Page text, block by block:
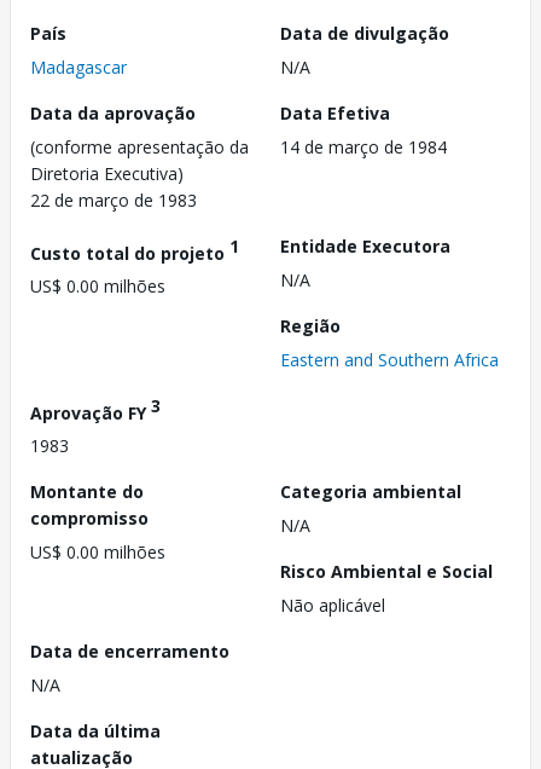
País
Madagascar
Data de divulgação
N/A
Data da aprovação
(conforme apresentação da
Diretoria Executiva)
22 de março de 1983
Data Efetiva
14 de março de 1984
Custo total do projeto 1
US$ 0.00 milhões
Entidade Executora
N/A
Região
Eastern and Southern Africa
Aprovação FY3
1983
Montante do
compromisso
US$ 0.00 milhões
Categoria ambiental
N/A
Risco Ambiental e Social
Não aplicável
Data de encerramento
N/A
Data da última
atualização